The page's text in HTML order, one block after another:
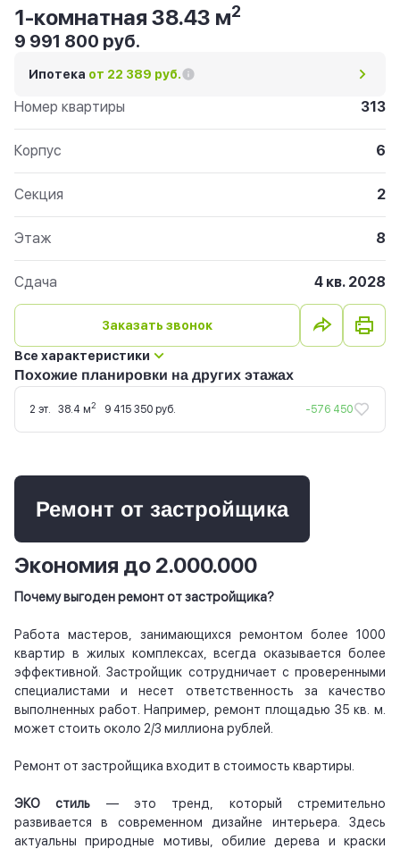
1-комнатная 38.43 м2
9 991 800 руб.
Ипотека от 22 389 руб.
Номер квартиры 313
Корпус 6
Секция 2
Этаж 8
Сдача 4 кв. 2028
Заказать звонок
Все характеристики
Похожие планировки на других этажах
2 эт. 38.4 м2 9 415 350 руб. -576 450
Ремонт от застройщика
Экономия до 2.000.000
Почему выгоден ремонт от застройщика?
Работа мастеров, занимающихся ремонтом более 1000
квартир в жилых комплексах, всегда оказывается более
эффективной. Застройщик сотрудничает с проверенными
специалистами и несет ответственность за качество
выполненных работ. Например, ремонт площадью 35 кв. м.
может стоить около 2/3 миллиона рублей.
Ремонт от застройщика входит в стоимость квартиры.
ЭКО стиль — это тренд, который стремительно
развивается в современном дизайне интерьера. Здесь
актуальны природные мотивы, обилие дерева и краски